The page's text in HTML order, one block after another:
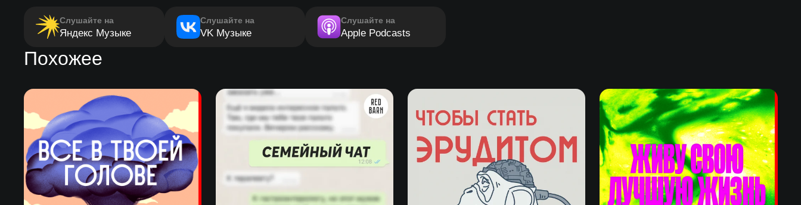
Слушайте на
Яндекс Музыке
Слушайте на
VK Музыке
Слушайте на
Apple Podcasts
Похожее